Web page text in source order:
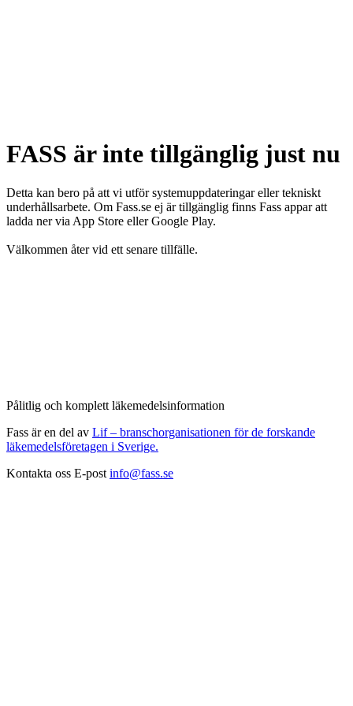
FASS är inte tillgänglig just nu
Detta kan bero på att vi utför systemuppdateringar eller tekniskt
underhållsarbete. Om Fass.se ej är tillgänglig finns Fass appar att
ladda ner via App Store eller Google Play.
Välkommen åter vid ett senare tillfälle.
Pålitlig och komplett läkemedelsinformation
Fass är en del av Lif – branschorganisationen för de forskande
läkemedelsföretagen i Sverige.
Kontakta oss E-post info@fass.se